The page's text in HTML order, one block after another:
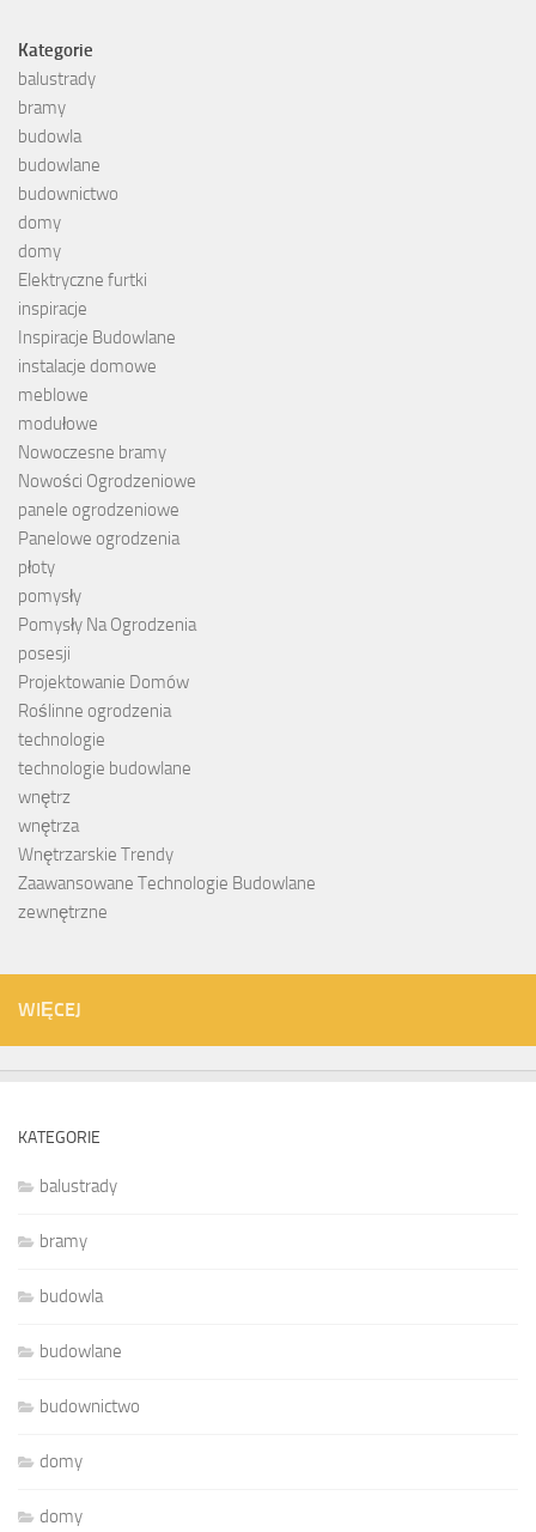
Kategorie
balustrady
bramy
budowla
budowlane
budownictwo
domy
domy
Elektryczne furtki
inspiracje
Inspiracje Budowlane
instalacje domowe
meblowe
modułowe
Nowoczesne bramy
Nowości Ogrodzeniowe
panele ogrodzeniowe
Panelowe ogrodzenia
płoty
pomysły
Pomysły Na Ogrodzenia
posesji
Projektowanie Domów
Roślinne ogrodzenia
technologie
technologie budowlane
wnętrz
wnętrza
Wnętrzarskie Trendy
Zaawansowane Technologie Budowlane
zewnętrzne
WIĘCEJ
KATEGORIE
balustrady
bramy
budowla
budowlane
budownictwo
domy
domy